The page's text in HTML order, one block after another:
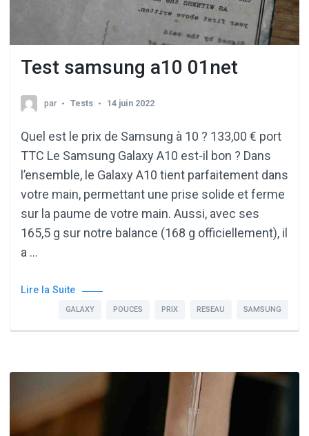
Test samsung a10 01net
par Tests 14 juin 2022
Quel est le prix de Samsung à 10 ? 133,00 € port
TTC Le Samsung Galaxy A10 est-il bon ? Dans
l’ensemble, le Galaxy A10 tient parfaitement dans
votre main, permettant une prise solide et ferme
sur la paume de votre main. Aussi, avec ses
165,5 g sur notre balance (168 g officiellement), il
a …
Lire la Suite
GALAXY POUCES PRIX RESEAU SAMSUNG